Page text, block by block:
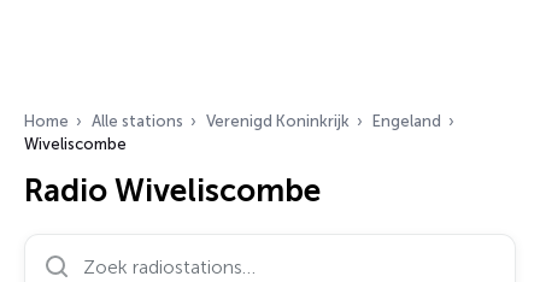
Home Alle stations Verenigd Koninkrijk
Engeland
Wiveliscombe
Radio Wiveliscombe